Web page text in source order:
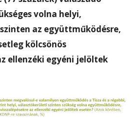
volna helyi,
az együttműködésre,
kölcsönös
ellenzéki egyéni jelöltek